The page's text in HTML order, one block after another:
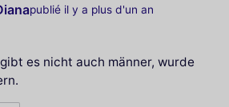
publié il y a plus d'un an
es nicht auch männer, wurde